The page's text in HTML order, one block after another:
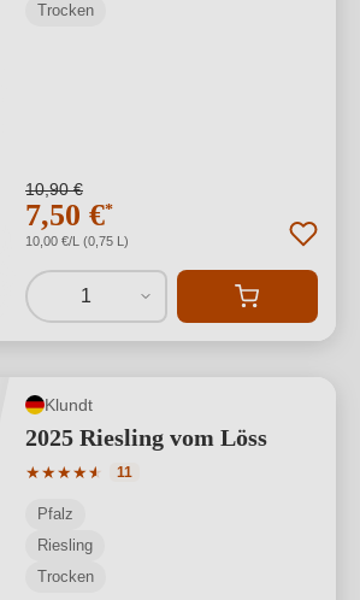
Trocken
10,90 €
7,50 €*
10,00 €/L (0,75 L)
1
Klundt
2025 Riesling vom Löss
★★★★★
★
Durchschnittliche Bewertung von 4.91
11
Pfalz
Riesling
Trocken